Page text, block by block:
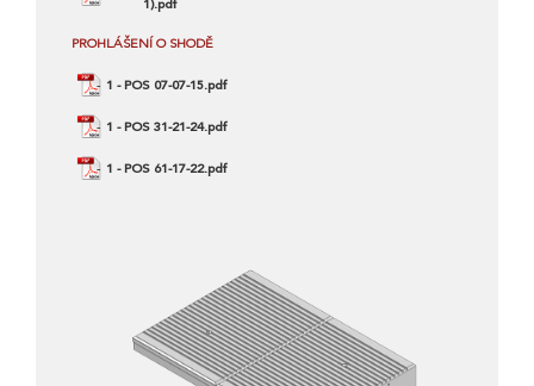
1).pdf
PROHLÁŠENÍ O SHODĚ
1 - POS 07-07-15.pdf
1 - POS 31-21-24.pdf
1 - POS 61-17-22.pdf